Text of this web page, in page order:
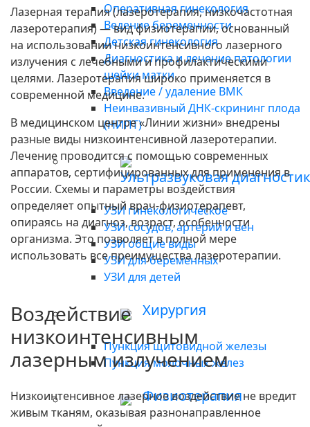
Оперативная гинекология
Ведение беременности
Детская гинекология
Диагностика и лечение патологии
шейки матки
Введение / удаление ВМК
Неинвазивный ДНК-скрининг плода
(НИПТ)
Ультразвуковая
УЗИ гинекологическое
УЗИ сосудов, артерий и вен
УЗИ общие виды
УЗИ для беременных
УЗИ для детей
Хирургия
Пункция щитовидной железы
Пункция молочных желез
Физиотерапия
Лазерная терапия (лазеротерапия, низкочастотная
лазеротерапия) — вид физиотерапии, основанный
на использовании низкоинтенсивного лазерного
излучения с лечебными и профилактическими
целями. Лазеротерапия широко применяется в
современной медицине.
В медицинском центре «Линии жизни» внедрены
разные виды низкоинтенсивной лазеротерапии.
Лечение проводится с помощью современных
аппаратов, сертифицированных для применения в
России. Схемы и параметры воздействия
определяет опытный врач-физиотерапевт,
опираясь на диагноз, возраст, особенности
организма. Это позволяет в полной мере
использовать все преимущества лазеротерапии.
Воздействие
низкоинтенсивным
лазерным излучением
Низкоинтенсивное лазерное воздействие не вредит
живым тканям, оказывая разнонаправленное